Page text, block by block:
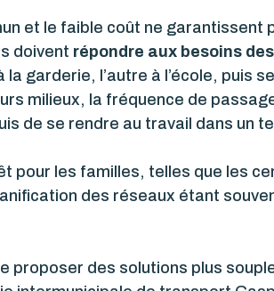
et le faible coût ne garantissent
doivent répondre aux besoins
garderie, l’autre à l’école, puis
milieux, la fréquence de
de se rendre au travail dans un
pour les familles, telles que les
des réseaux étant
des solutions plus